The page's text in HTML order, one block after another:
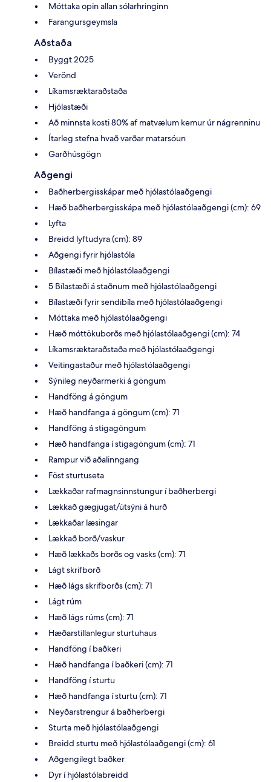
Móttaka opin allan sólarhringinn
Farangursgeymsla
Aðstaða
Byggt 2025
Verönd
Líkamsræktaraðstaða
Hjólastæði
Að minnsta kosti 80% af matvælum kemur úr nágrenninu
Ítarleg stefna hvað varðar matarsóun
Garðhúsgögn
Aðgengi
Baðherbergisskápar með hjólastólaaðgengi
Hæð baðherbergisskápa með hjólastólaaðgengi (cm): 69
Lyfta
Breidd lyftudyra (cm): 89
Aðgengi fyrir hjólastóla
Bílastæði með hjólastólaaðgengi
5 Bílastæði á staðnum með hjólastólaaðgengi
Bílastæði fyrir sendibíla með hjólastólaaðgengi
Móttaka með hjólastólaaðgengi
Hæð móttökuborðs með hjólastólaaðgengi (cm): 74
Líkamsræktaraðstaða með hjólastólaaðgengi
Veitingastaður með hjólastólaaðgengi
Sýnileg neyðarmerki á göngum
Handföng á göngum
Hæð handfanga á göngum (cm): 71
Handföng á stigagöngum
Hæð handfanga í stigagöngum (cm): 71
Rampur við aðalinngang
Föst sturtuseta
Lækkaðar rafmagnsinnstungur í baðherbergi
Lækkað gægjugat/útsýni á hurð
Lækkaðar læsingar
Lækkað borð/vaskur
Hæð lækkaðs borðs og vasks (cm): 71
Lágt skrifborð
Hæð lágs skrifborðs (cm): 71
Lágt rúm
Hæð lágs rúms (cm): 71
Hæðarstillanlegur sturtuhaus
Handföng í baðkeri
Hæð handfanga í baðkeri (cm): 71
Handföng í sturtu
Hæð handfanga í sturtu (cm): 71
Neyðarstrengur á baðherbergi
Sturta með hjólastólaaðgengi
Breidd sturtu með hjólastólaaðgengi (cm): 61
Aðgengilegt baðker
Dyr í hjólastólabreidd